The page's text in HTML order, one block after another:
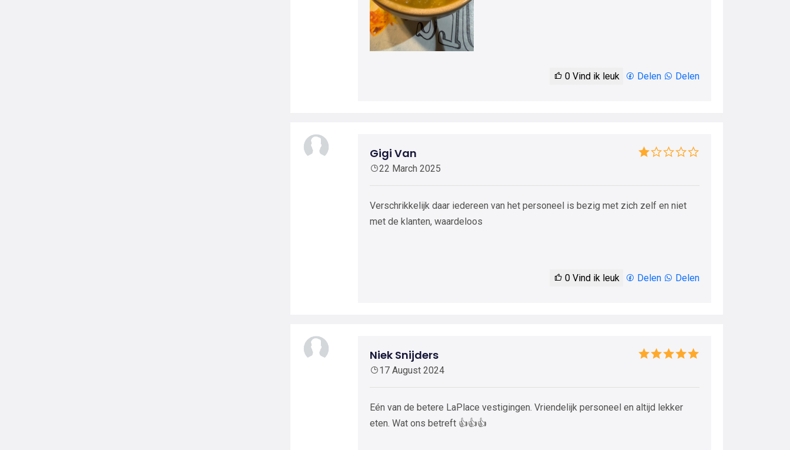
0 Vind ik leuk Delen Delen
Gigi Van
22 March 2025
Verschrikkelijk daar iedereen van het personeel is bezig met zich zelf en niet
met de klanten, waardeloos
0 Vind ik leuk Delen Delen
Niek Snijders
17 August 2024
Eén van de betere LaPlace vestigingen. Vriendelijk personeel en altijd lekker
eten. Wat ons betreft 👍👍👍